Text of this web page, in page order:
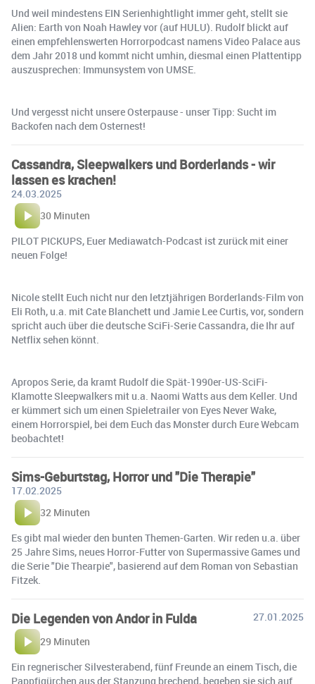
Und weil mindestens EIN Serienhightlight immer geht, stellt sie
Alien: Earth von Noah Hawley vor (auf HULU). Rudolf blickt auf
einen empfehlenswerten Horrorpodcast namens Video Palace aus
dem Jahr 2018 und kommt nicht umhin, diesmal einen Plattentipp
auszusprechen: Immunsystem von UMSE.
Und vergesst nicht unsere Osterpause - unser Tipp: Sucht im
Backofen nach dem Osternest!
Cassandra, Sleepwalkers und Borderlands - wir
lassen es krachen!
24.03.2025
30 Minuten
PILOT PICKUPS, Euer Mediawatch-Podcast ist zurück mit einer
neuen Folge!
Nicole stellt Euch nicht nur den letztjährigen Borderlands-Film von
Eli Roth, u.a. mit Cate Blanchett und Jamie Lee Curtis, vor, sondern
spricht auch über die deutsche SciFi-Serie Cassandra, die Ihr auf
Netflix sehen könnt.
Apropos Serie, da kramt Rudolf die Spät-1990er-US-SciFi-
Klamotte Sleepwalkers mit u.a. Naomi Watts aus dem Keller. Und
er kümmert sich um einen Spieletrailer von Eyes Never Wake,
einem Horrorspiel, bei dem Euch das Monster durch Eure Webcam
beobachtet!
Sims-Geburtstag, Horror und "Die Therapie"
17.02.2025
32 Minuten
Es gibt mal wieder den bunten Themen-Garten. Wir reden u.a. über
25 Jahre Sims, neues Horror-Futter von Supermassive Games und
die Serie "Die Thearpie", basierend auf dem Roman von Sebastian
Fitzek.
Die Legenden von Andor in Fulda
27.01.2025
29 Minuten
Ein regnerischer Silvesterabend, fünf Freunde an einem Tisch, die
Pappfigürchen aus der Stanzung brechend, begeben sie sich auf